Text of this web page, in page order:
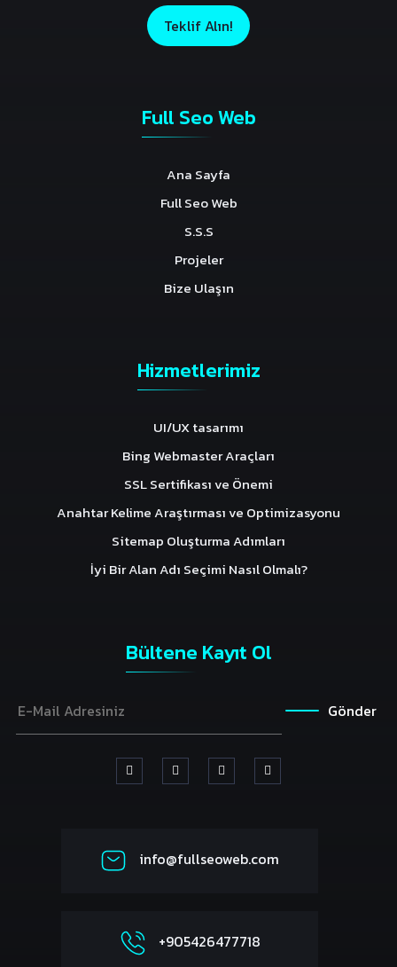
Teklif Alın!
Full Seo Web
Ana Sayfa
Full Seo Web
S.S.S
Projeler
Bize Ulaşın
Hizmetlerimiz
UI/UX tasarımı
Bing Webmaster Araçları
SSL Sertifikası ve Önemi
Anahtar Kelime Araştırması ve Optimizasyonu
Sitemap Oluşturma Adımları
İyi Bir Alan Adı Seçimi Nasıl Olmalı?
Bültene Kayıt Ol
Gönder
info@fullseoweb.com
+905426477718